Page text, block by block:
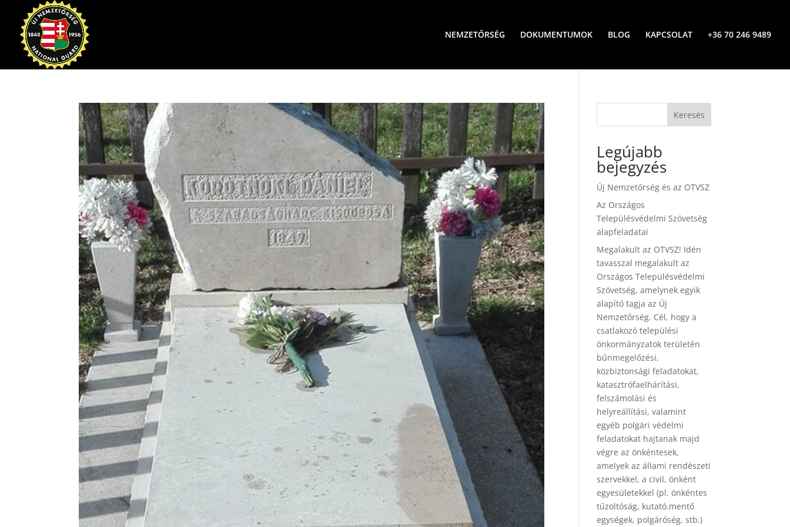
NEMZETŐRSÉG DOKUMENTUMOK BLOG KAPCSOLAT +36 70 246 9489
Keresés
Legújabb
bejegyzés
Új Nemzetőrség és az OTVSZ
Az Országos
Településvédelmi Szövetség
alapfeladatai
Megalakult az OTVSZ! Idén
tavasszal megalakult az
Országos Településvédelmi
Szövetség, amelynek egyik
alapító tagja az Új
Nemzetőrség. Cél, hogy a
csatlakozó települési
önkormányzatok területén
bűnmegelőzési,
közbiztonsági feladatokat,
katasztrófaelhárítási,
felszámolási és
helyreállítási, valamint
egyéb polgári védelmi
feladatokat hajtanak majd
végre az önkéntesek,
amelyek az állami rendészeti
szervekkel, a civil, önként
egyesületekkel (pl. önkéntes
tűzoltóság, kutató.mentő
egységek, polgárőség, stb.)